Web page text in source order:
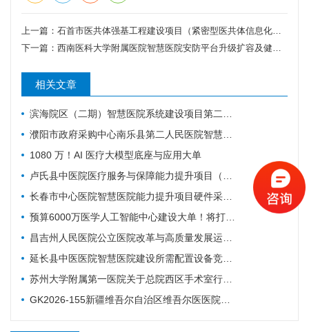
上一篇： 石首市医共体强基工程建设项目（紧密型医共体信息化工程（一期））招标公告
下一篇： 西南医科大学附属医院智慧医院安防平台升级扩容及健康服务与智慧医疗能力提升服务采购更正公告（第一次）
相关文章
滨海院区（二期）智慧医院系统建设项目第二阶段重症、麻醉建设公开招标招标公告
濮阳市政府采购中心南乐县第二人民医院智慧医院及医疗设备采购项目（二次）公开招标公告
1080 万！AI 医疗大模型底座与应用大单
卢氏县中医院医疗服务与保障能力提升项目（智慧医院信息平台升级改造）第一批项目-流标公告
长春市中心医院智慧医院能力提升项目硬件采购项目招标公告
预算6000万医学人工智能中心建设大单！将打造六大核心体系
昌吉州人民医院公立医院改革与高质量发展运营管理-智慧医院-城南院区手术室智能行为管理系统项目公开招标公告
延长县中医医院智慧医院建设所需配置设备竞争性谈判公告
苏州大学附属第一医院关于总院西区手术室行为管理系统的招标公告
GK2026-155新疆维吾尔自治区维吾尔医医院智慧医院建设项目公开招标公告